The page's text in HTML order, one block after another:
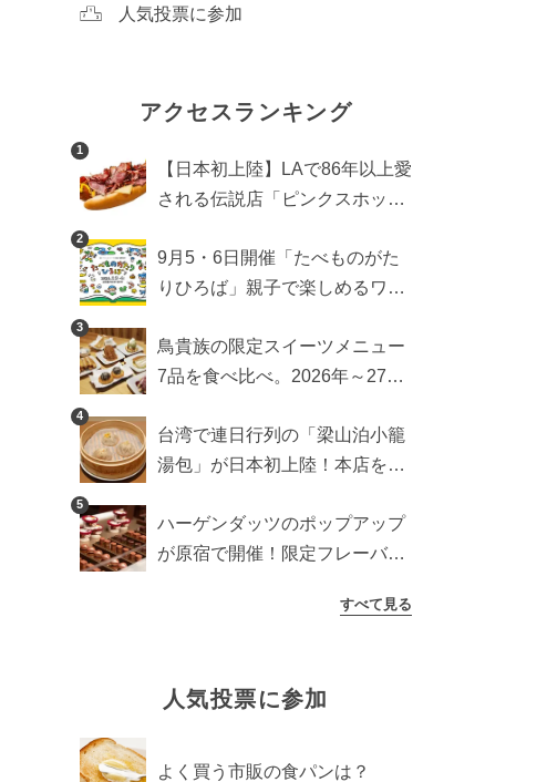
人気投票に参加
アクセスランキング
1
【日本初上陸】LAで86年以上愛
される伝説店「ピンクスホット
ットドッグブーム到来!?
2
9月5・6日開催「たべものがた
りひろば」親子で楽しめるワー
ーなどをご紹介
3
鳥貴族の限定スイーツメニュー
7品を食べ比べ。2026年～27年
4
台湾で連日行列の「梁山泊小籠
湯包」が日本初上陸！本店を知
5
ハーゲンダッツのポップアップ
が原宿で開催！限定フレーバー
すべて見る
人気投票に参加
よく買う市販の食パンは？